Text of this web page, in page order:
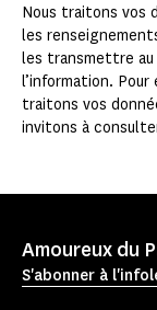
Nous traitons vos
les
les transmettre
l’information. Pour
traitons vos
invitons à
Amoureux du
S'abonner à